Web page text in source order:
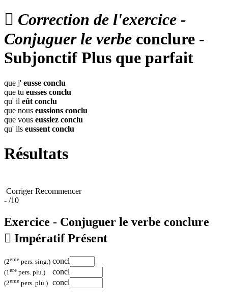
 Correction de l'exercice -
Conjuguer le verbe conclure -
Subjonctif Plus que parfait
que j' eusse conclu
que tu eusses conclu
qu' il eût conclu
que nous eussions conclu
que vous eussiez conclu
qu' ils eussent conclu
Résultats
CorrigerRecommencer
- /10
Exercice - Conjuguer le verbe conclure
 Impératif Présent
(2eme pers. sing.) concl
(1ere pers. plu.) concl
(2eme pers. plu.) concl